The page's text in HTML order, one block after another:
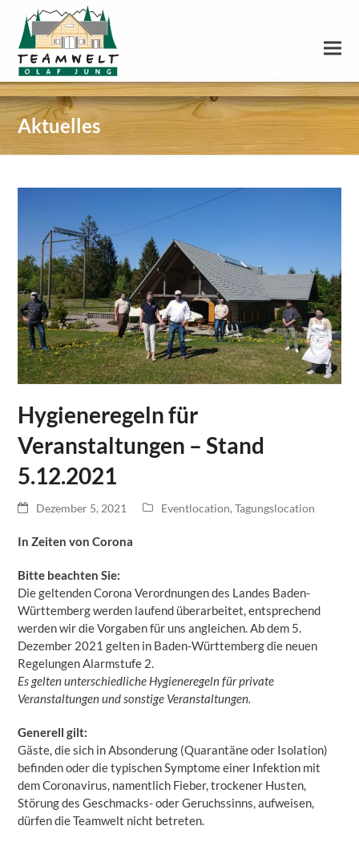
Aktuelles
Hygieneregeln für
Veranstaltungen – Stand
5.12.2021
Dezember 5, 2021 Eventlocation,Tagungslocation
In Zeiten von Corona
Bitte beachten Sie:
Die geltenden Corona Verordnungen des Landes Baden-
Württemberg werden laufend überarbeitet, entsprechend
werden wir die Vorgaben für uns angleichen. Ab dem 5.
Dezember 2021 gelten in Baden-Württemberg die neuen
Regelungen Alarmstufe 2.
Es gelten unterschiedliche Hygieneregeln für private
Veranstaltungen und sonstige Veranstaltungen.
Generell gilt:
Gäste, die sich in Absonderung (Quarantäne oder Isolation)
befinden oder die typischen Symptome einer Infektion mit
dem Coronavirus, namentlich Fieber, trockener Husten,
Störung des Geschmacks- oder Geruchssinns, aufweisen,
dürfen die Teamwelt nicht betreten.